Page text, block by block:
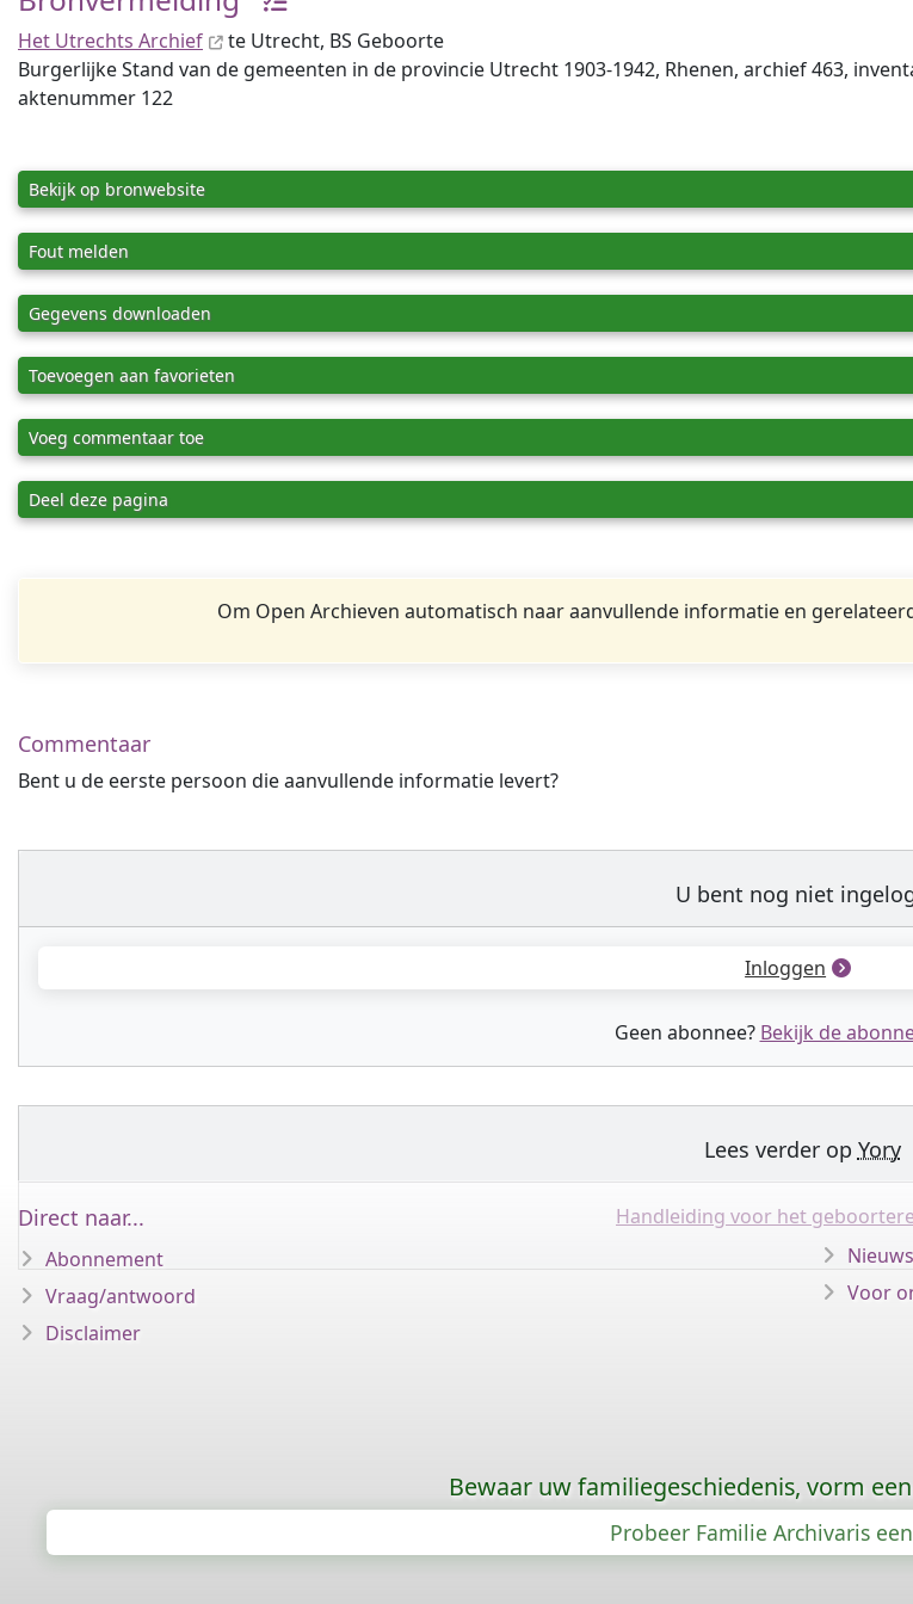
Het Utrechts Archief
te Utrecht, BS Geboorte
Burgerlijke Stand van de gemeenten in de provincie Utrecht 1903-1942, Rhenen, archief 463,
aktenummer 122
Bekijk op bronwebsite
Fout melden
Gegevens downloaden
Toevoegen aan favorieten
Voeg commentaar toe
Deel deze pagina
Om Open Archieven automatisch naar aanvullende informatie en
Commentaar
Bent u de eerste persoon die aanvullende informatie levert?
U bent nog niet
Inloggen
Geen abonnee? Bekijk de
Lees verder op Yory
Handleiding voor het
Direct naar...
Abonnement
Vraag/antwoord
Disclaimer
Voor
Bewaar uw familiegeschiedenis, vorm
Probeer Familie Archivaris